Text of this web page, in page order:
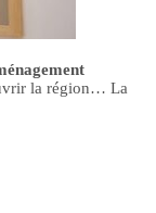
la région… La